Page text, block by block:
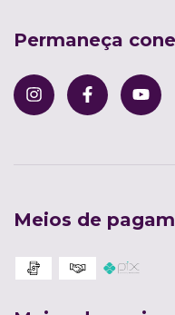
Permaneça
Meios de